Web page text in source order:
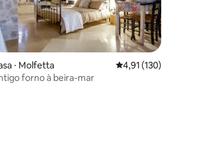
média de 5, 156 avaliações
⋅ Molfetta 4,91 de uma avaliação
4,91 (130)
forno à beira-mar